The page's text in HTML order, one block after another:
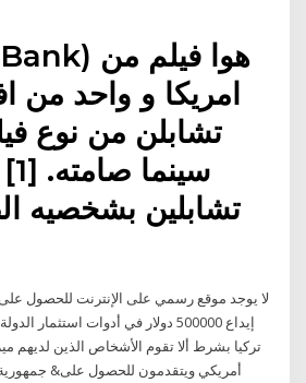
امريكا و واحد من
تشابلن من نوع
تشابلين بشخصيه
لا يوجد موقع رسمي على الإنترنت للحصول
إيداع 500000 دولار في أدوات استثمار
أمريكي ويتقدمون للحصول على& جمهورية